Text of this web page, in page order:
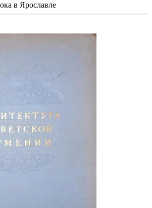
в Ярославле